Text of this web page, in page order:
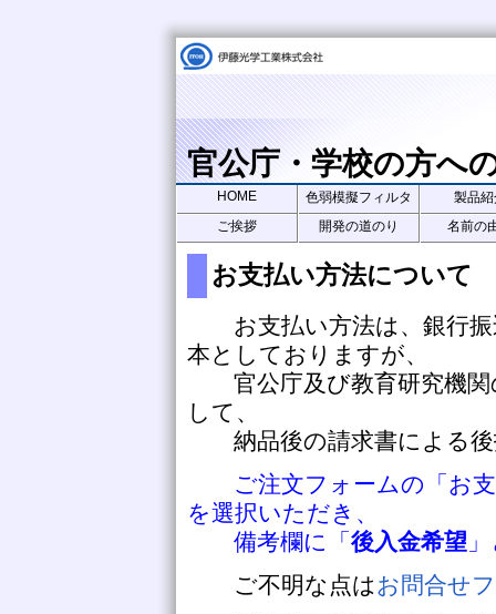
官公庁・学校の方へ
HOME 色弱模擬フィルタ
製品
ご挨拶
開発の道のり 名前の
お支払い方法について
お支払い方法は、銀行振
本としておりますが、
官公庁及び教育研究機関
して、
納品後の請求書による後
ご注文フォームの「お
を選択いただき、
備考欄に「 後入金希望
ご不明な点は お問合せ